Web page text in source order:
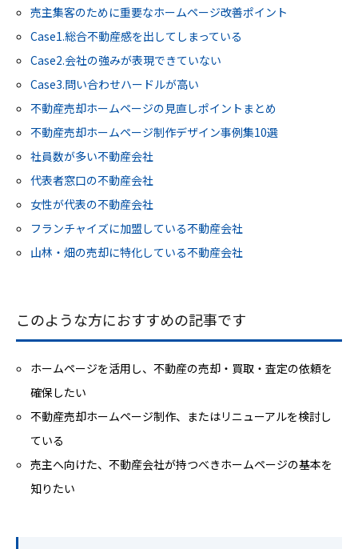
売主集客のために重要なホームページ改善ポイント
Case1.総合不動産感を出してしまっている
Case2.会社の強みが表現できていない
Case3.問い合わせハードルが高い
不動産売却ホームページの見直しポイントまとめ
不動産売却ホームページ制作デザイン事例集10選
社員数が多い不動産会社
代表者窓口の不動産会社
女性が代表の不動産会社
フランチャイズに加盟している不動産会社
山林・畑の売却に特化している不動産会社
このような方におすすめの記事です
ホームページを活用し、不動産の売却・買取・査定の依頼を
確保したい
不動産売却ホームページ制作、またはリニューアルを検討し
ている
売主へ向けた、不動産会社が持つべきホームページの基本を
知りたい